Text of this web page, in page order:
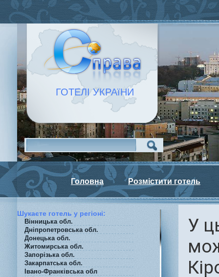
ГОТЕЛІ УКРАїНИ
Головна Розмістити готель
У
Шукаєте готель у регiонi:
Вінницька обл.
Дніпропетровська обл.
Донецька обл.
Житомирська обл.
Запорізька обл.
Закарпатська обл.
Івано-Франківська обл